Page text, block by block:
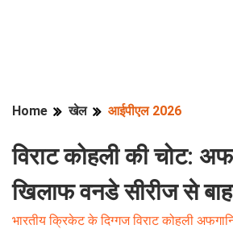
Home खेल आईपीएल 2026
विराट कोहली की चोट:
खिलाफ वनडे सीरीज से
भारतीय क्रिकेट के दिग्गज विराट कोहली